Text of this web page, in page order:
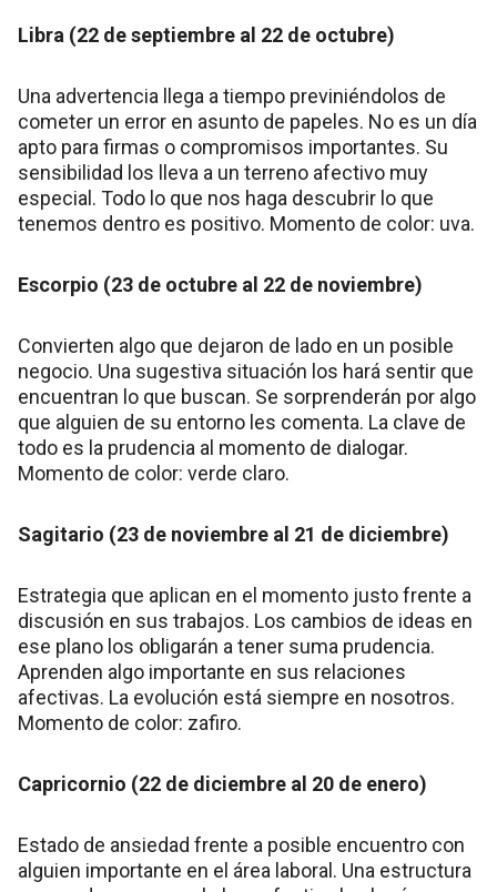
Libra (22 de septiembre al 22 de octubre)
Una advertencia llega a tiempo previniéndolos de
cometer un error en asunto de papeles. No es un día
apto para firmas o compromisos importantes. Su
sensibilidad los lleva a un terreno afectivo muy
especial. Todo lo que nos haga descubrir lo que
tenemos dentro es positivo. Momento de color: uva.
Escorpio (23 de octubre al 22 de noviembre)
Convierten algo que dejaron de lado en un posible
negocio. Una sugestiva situación los hará sentir que
encuentran lo que buscan. Se sorprenderán por algo
que alguien de su entorno les comenta. La clave de
todo es la prudencia al momento de dialogar.
Momento de color: verde claro.
Sagitario (23 de noviembre al 21 de diciembre)
Estrategia que aplican en el momento justo frente a
discusión en sus trabajos. Los cambios de ideas en
ese plano los obligarán a tener suma prudencia.
Aprenden algo importante en sus relaciones
afectivas. La evolución está siempre en nosotros.
Momento de color: zafiro.
Capricornio (22 de diciembre al 20 de enero)
Estado de ansiedad frente a posible encuentro con
alguien importante en el área laboral. Una estructura